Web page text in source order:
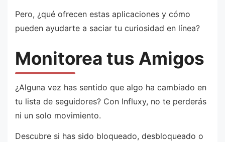
Pero, ¿qué ofrecen estas aplicaciones y cómo
pueden ayudarte a saciar tu curiosidad en línea?
Monitorea tus Amigos
¿Alguna vez has sentido que algo ha cambiado en
tu lista de seguidores? Con Influxy, no te perderás
ni un solo movimiento.
Descubre si has sido bloqueado, desbloqueado o